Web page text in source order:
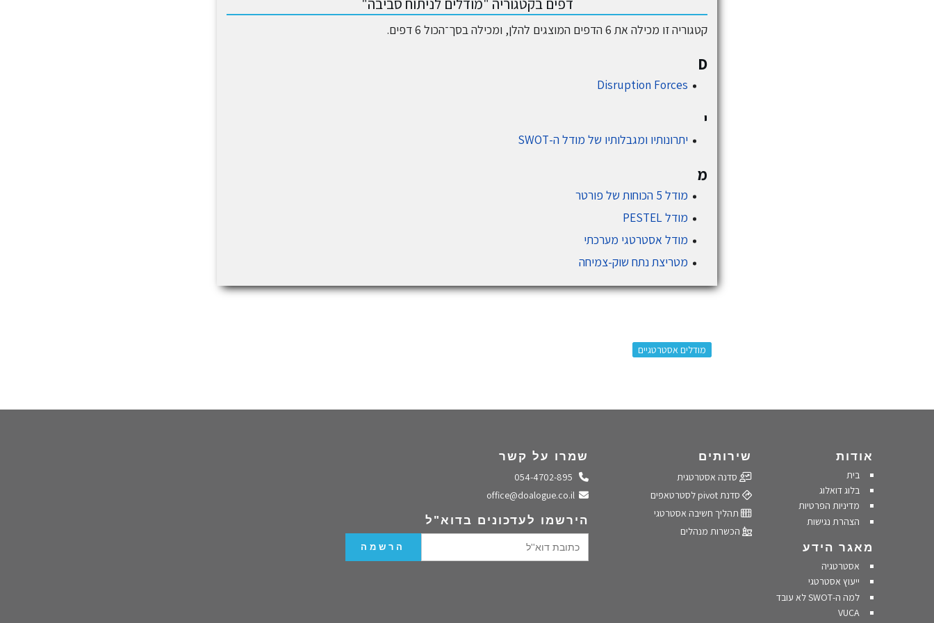
קטגוריה זו מכילה את 6 הדפים המוצגים להלן, ומכילה בסך־הכול 6 דפים.
D
Disruption Forces
י
יתרונותיו ומגבלותיו של מודל ה-SWOT
מ
מודל 5 הכוחות של פורטר
מודל PESTEL
מודל אסטרטגי מערכתי
מטריצת נתח שוק-צמיחה
מודלים אסטרטגיים
אודות
בית
בלוג דואלוג
מדיניות הפרטיות
הצהרת נגישות
מאגר הידע
אסטרטגיה
ייעוץ אסטרטגי
למה ה-SWOT לא עובד
VUCA
שירותים
סדנה אסטרטגית
סדנת pivot לסטרטאפים
תהליך חשיבה אסטרטגי
הכשרות מנהלים
שמרו על קשר
התקשרו אלינו
שלחו מייל
הירשמו לעדכונים בדוא"ל